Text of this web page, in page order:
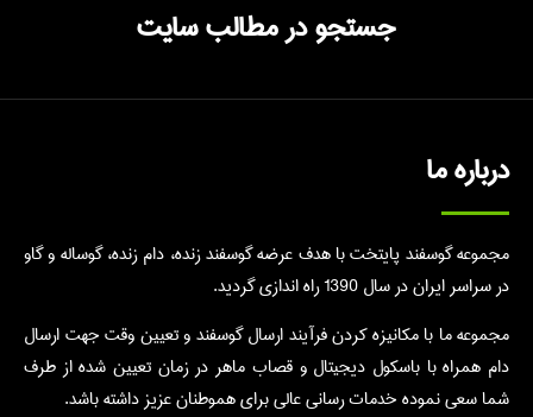
جستجو در مطالب سایت
درباره ما
مجموعه گوسفند پایتخت با هدف عرضه گوسفند زنده، دام زنده، گوساله و گاو
در سراسر ایران در سال 1390 راه اندازی گردید.
مجموعه ما با مکانیزه کردن فرآیند ارسال گوسفند و تعیین وقت جهت ارسال
دام همراه با باسکول دیجیتال و قصاب ماهر در زمان تعیین شده از طرف
شما سعی نموده خدمات رسانی عالی برای هموطنان عزیز داشته باشد.